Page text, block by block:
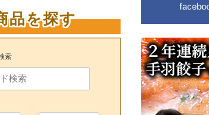
品を探す
索